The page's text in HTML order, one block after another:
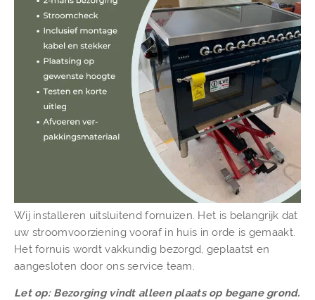
Wij installeren uitsluitend fornuizen. Het is belangrijk dat
uw stroomvoorziening vooraf in huis in orde is gemaakt.
Het fornuis wordt vakkundig bezorgd, geplaatst en
aangesloten door ons service team.
Let op: Bezorging vindt alleen plaats op begane grond.